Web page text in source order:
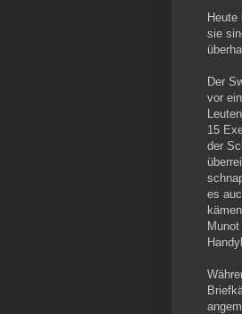
Heute
sie
Der
vor
15
der
es